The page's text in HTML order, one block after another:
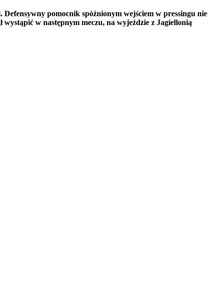
pomocnik spóźnionym wejściem w pressingu nie
wystąpić w następnym meczu, na wyjeździe z Jagiellonią